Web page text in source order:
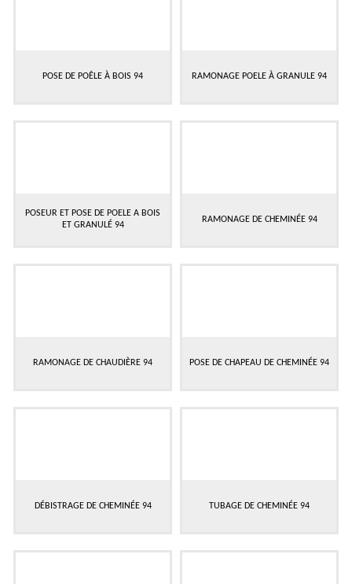
POSE DE POÊLE À BOIS 94 RAMONAGE POELE À GRANULE 94
POSEUR ET POSE DE POELE A BOIS
ET GRANULÉ 94
RAMONAGE DE CHEMINÉE 94
RAMONAGE DE CHAUDIÈRE 94 POSE DE CHAPEAU DE CHEMINÉE 94
DÉBISTRAGE DE CHEMINÉE 94 TUBAGE DE CHEMINÉE 94